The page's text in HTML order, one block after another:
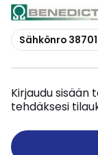
Kopioi
Sähkönro
Kirjaudu sisään
tehdäksesi